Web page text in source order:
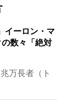
イーロン・マ
数々「絶対
万長者（ト